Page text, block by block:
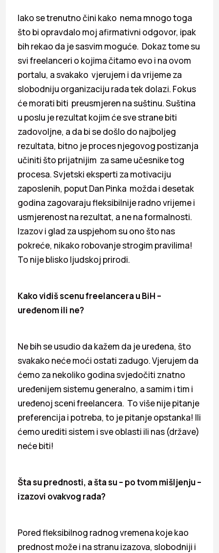
Iako se trenutno čini kako nema mnogo toga
što bi opravdalo moj afirmativni odgovor, ipak
bih rekao da je sasvim moguće. Dokaz tome su
svi freelanceri o kojima čitamo evo i na ovom
portalu, a svakako vjerujem i da vrijeme za
slobodniju organizaciju rada tek dolazi. Fokus
će morati biti preusmjeren na suštinu. Suština
u poslu je rezultat kojim će sve strane biti
zadovoljne, a da bi se došlo do najboljeg
rezultata, bitno je proces njegovog postizanja
učiniti što prijatnijim za same učesnike tog
procesa. Svjetski eksperti za motivaciju
zaposlenih, poput Dan Pinka možda i desetak
godina zagovaraju fleksibilnije radno vrijeme i
usmjerenost na rezultat, a ne na formalnosti.
Izazov i glad za uspjehom su ono što nas
pokreće, nikako robovanje strogim pravilima!
To nije blisko ljudskoj prirodi.
Kako vidiš scenu freelancera u BiH –
uređenom ili ne?
Ne bih se usudio da kažem da je uređena, što
svakako neće moći ostati zadugo. Vjerujem da
ćemo za nekoliko godina svjedočiti znatno
uređenijem sistemu generalno, a samim i tim i
uređenoj sceni freelancera. To više nije pitanje
preferencija i potreba, to je pitanje opstanka! Ili
ćemo urediti sistem i sve oblasti ili nas (države)
neće biti!
Šta su prednosti, a šta su – po tvom mišljenju –
izazovi ovakvog rada?
Pored fleksibilnog radnog vremena koje kao
prednost može i na stranu izazova, slobodniji i